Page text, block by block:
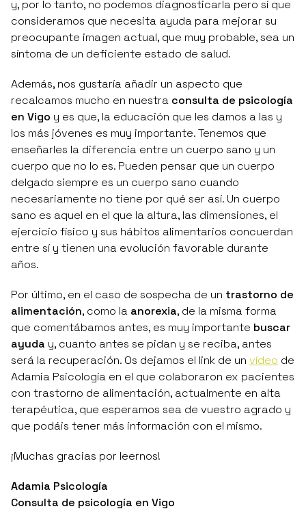
y, por lo tanto, no podemos diagnosticarla pero sí que
consideramos que necesita ayuda para mejorar su
preocupante imagen actual, que muy probable, sea un
síntoma de un deficiente estado de salud.
Además, nos gustaría añadir un aspecto que
recalcamos mucho en nuestra consulta de psicología
en Vigo y es que, la educación que les damos a las y
los más jóvenes es muy importante. Tenemos que
enseñarles la diferencia entre un cuerpo sano y un
cuerpo que no lo es. Pueden pensar que un cuerpo
delgado siempre es un cuerpo sano cuando
necesariamente no tiene por qué ser así. Un cuerpo
sano es aquel en el que la altura, las dimensiones, el
ejercicio físico y sus hábitos alimentarios concuerdan
entre sí y tienen una evolución favorable durante
años.
Por último, en el caso de sospecha de un trastorno de
alimentación, como la anorexia, de la misma forma
que comentábamos antes, es muy importante buscar
ayuda y, cuanto antes se pidan y se reciba, antes
será la recuperación. Os dejamos el link de un vídeo de
Adamia Psicología en el que colaboraron ex pacientes
con trastorno de alimentación, actualmente en alta
terapéutica, que esperamos sea de vuestro agrado y
que podáis tener más información con el mismo.
¡Muchas gracias por leernos!
Adamia Psicología
Consulta de psicología en Vigo